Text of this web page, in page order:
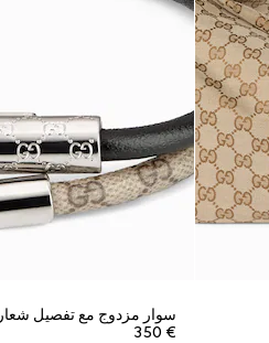
سوار مزدوج مع تفصيل شعار GG
€ 350